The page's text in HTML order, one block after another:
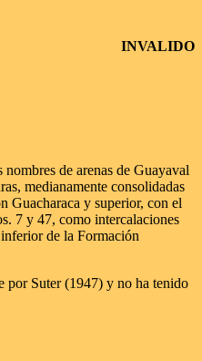
INVALIDO
de arenas de Guayaval
medianamente consolidadas
Guacharaca y superior, con el
7 y 47, como intercalaciones
de la Formación
por Suter (1947) y no ha tenido